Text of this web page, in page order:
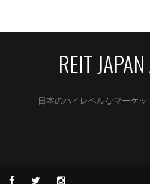
REIT
日本のハイレベルなマーケ